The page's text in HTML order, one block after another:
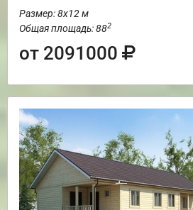
Размер: 8х12 м
Общая площадь: 882
от 2091000